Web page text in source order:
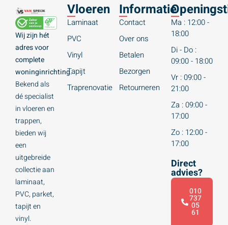
Wij zijn hét
adres voor
complete
woninginrichting.
Bekend als
dé specialist
in vloeren en
trappen,
bieden wij
een
uitgebreide
collectie aan
laminaat,
PVC, parket,
tapijt en
vinyl.
Vloeren
Laminaat
PVC
Vinyl
Tapijt
Traprenovatie
Informatie
Contact
Over ons
Betalen
Bezorgen
Retourneren
Ma : 12:00 -
18:00
Di - Do :
09:00 - 18:00
Vr : 09:00 -
21:00
Za : 09:00 -
17:00
Zo : 12:00 -
17:00
Direct
advies?
010
737
05
61